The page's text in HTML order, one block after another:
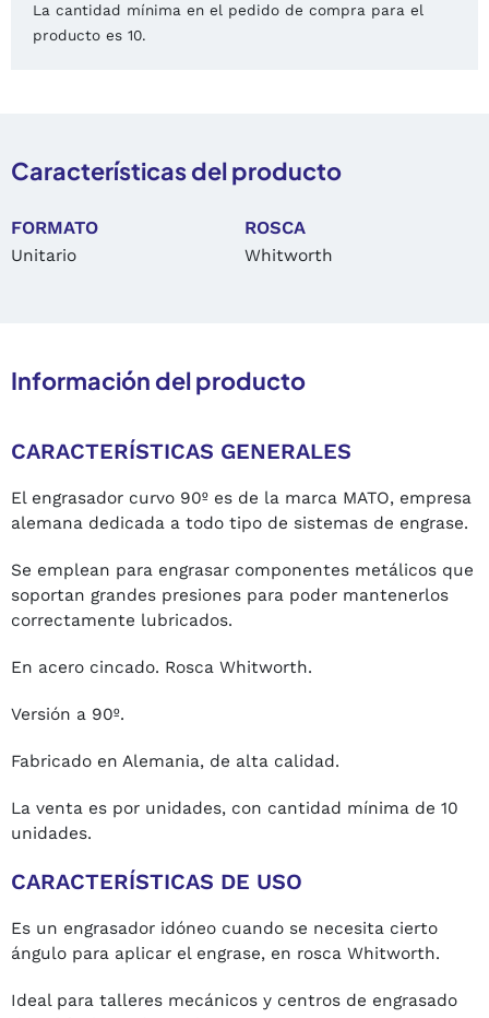
La cantidad mínima en el pedido de compra para el
producto es 10.
Características del producto
FORMATO
Unitario
ROSCA
Whitworth
Información del producto
CARACTERÍSTICAS GENERALES
El engrasador curvo 90º es de la marca MATO, empresa
alemana dedicada a todo tipo de sistemas de engrase.
Se emplean para engrasar componentes metálicos que
soportan grandes presiones para poder mantenerlos
correctamente lubricados.
En acero cincado. Rosca Whitworth.
Versión a 90º.
Fabricado en Alemania, de alta calidad.
La venta es por unidades, con cantidad mínima de 10
unidades.
CARACTERÍSTICAS DE USO
Es un engrasador idóneo cuando se necesita cierto
ángulo para aplicar el engrase, en rosca Whitworth.
Ideal para talleres mecánicos y centros de engrasado